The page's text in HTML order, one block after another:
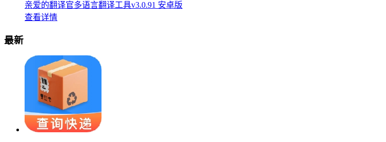
亲爱的翻译官多语言翻译工具v3.0.91 安卓版
查看详情
最新